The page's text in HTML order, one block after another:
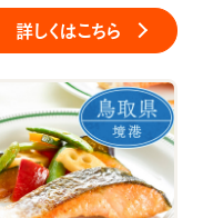
詳しくはこちら